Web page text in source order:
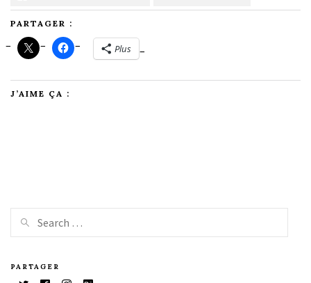
PARTAGER :
Plus
J’AIME ÇA :
PARTAGER